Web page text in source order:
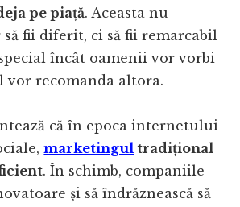
pe piață. Aceasta nu
să fii diferit, ci să fii remarcabil
încât oamenii vor vorbi
vor recomanda altora.
că în epoca internetului
marketingul tradițional
. În schimb, companiile
și să îndrăznească să